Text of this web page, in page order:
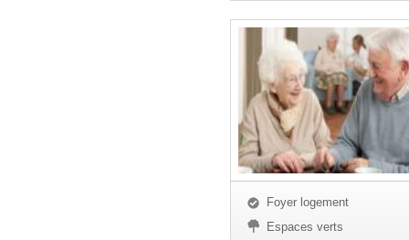
Foyer logement
Espaces verts